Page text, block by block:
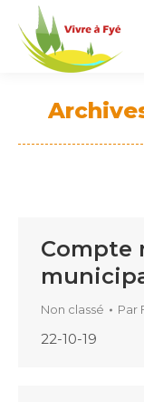
Compte
Non classé Par
22-10-19